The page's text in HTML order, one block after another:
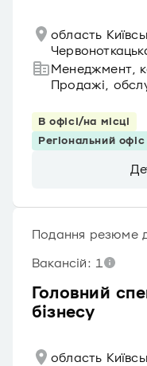
область
Менеджмент,
Продажі,
В офісі/на місці
Регіональний
Головний
бізнесу
Подання резюме
Вакансій: 1
область